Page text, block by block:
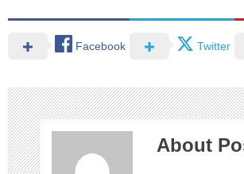
Facebook Twitter
About